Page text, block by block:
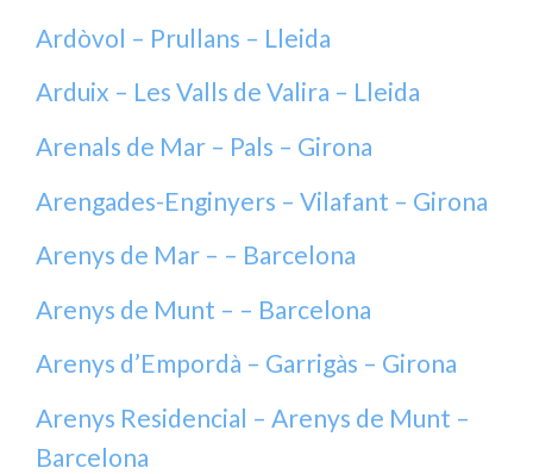
Ardòvol – Prullans – Lleida
Arduix – Les Valls de Valira – Lleida
Arenals de Mar – Pals – Girona
Arengades-Enginyers – Vilafant – Girona
Arenys de Mar – – Barcelona
Arenys de Munt – – Barcelona
Arenys d’Empordà – Garrigàs – Girona
Arenys Residencial – Arenys de Munt –
Barcelona